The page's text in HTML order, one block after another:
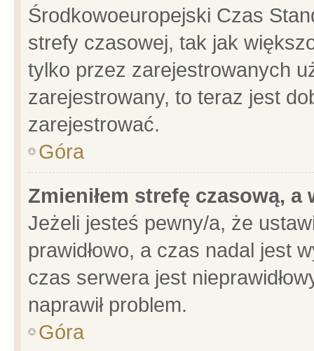
Środkowoeuropejski Czas
strefy czasowej, tak jak
tylko przez zarejestrowanych
zarejestrowany, to teraz jest
zarejestrować.
Góra
Zmieniłem strefę czasową,
Jeżeli jesteś pewny/a, że
prawidłowo, a czas nadal jest
czas serwera jest
naprawił problem.
Góra